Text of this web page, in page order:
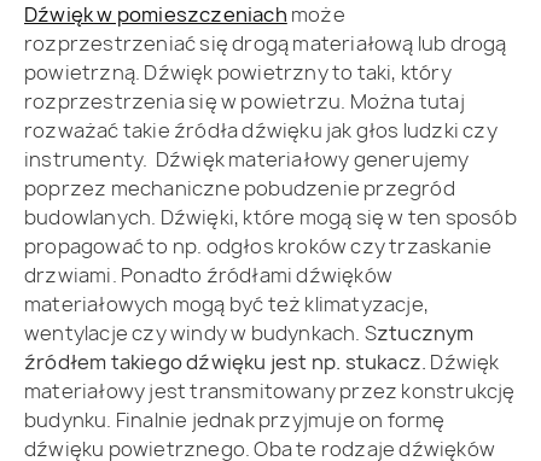
Dźwięk w pomieszczeniach może
rozprzestrzeniać się drogą materiałową lub drogą
powietrzną. Dźwięk powietrzny to taki, który
rozprzestrzenia się w powietrzu. Można tutaj
rozważać takie źródła dźwięku jak głos ludzki czy
instrumenty. Dźwięk materiałowy generujemy
poprzez mechaniczne pobudzenie przegród
budowlanych. Dźwięki, które mogą się w ten sposób
propagować to np. odgłos kroków czy trzaskanie
drzwiami. Ponadto źródłami dźwięków
materiałowych mogą być też klimatyzacje,
wentylacje czy windy w budynkach. Sztucznym
źródłem takiego dźwięku jest np. stukacz. Dźwięk
materiałowy jest transmitowany przez konstrukcję
budynku. Finalnie jednak przyjmuje on formę
dźwięku powietrznego. Oba te rodzaje dźwięków